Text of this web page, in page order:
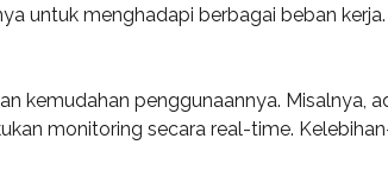
untuk menghadapi berbagai beban
kemudahan penggunaannya. Misalnya,
monitoring secara real-time.